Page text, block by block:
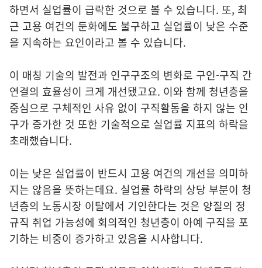
하면서 실업률이 급락한 것으로 볼 수 있습니다. 또, 최
근 고용 여건의 둔화에도 불구하고 실업률이 낮은 수준
을 지속하는 요인이라고 볼 수 있습니다.
이 매칭 기술의 발전과 인구구조의 변화로 구인-구직 간
연결의 효율성이 크게 개선됐고요. 이와 함께 청년층을
중심으로 구체적인 사유 없이 구직활동을 하지 않는 인
구가 증가한 것 또한 기술적으로 실업률 지표의 하락을
초래했습니다.
이는 낮은 실업률이 반드시 고용 여건의 개선을 의미하
지는 않음을 뜻하는데요. 실업률 하락의 상당 부분이 청
년층의 노동시장 이탈에서 기인한다는 것은 양질의 정
규직 취업 가능성에 회의적인 청년층이 아예 구직을 포
기하는 비중이 증가하고 있음을 시사합니다.